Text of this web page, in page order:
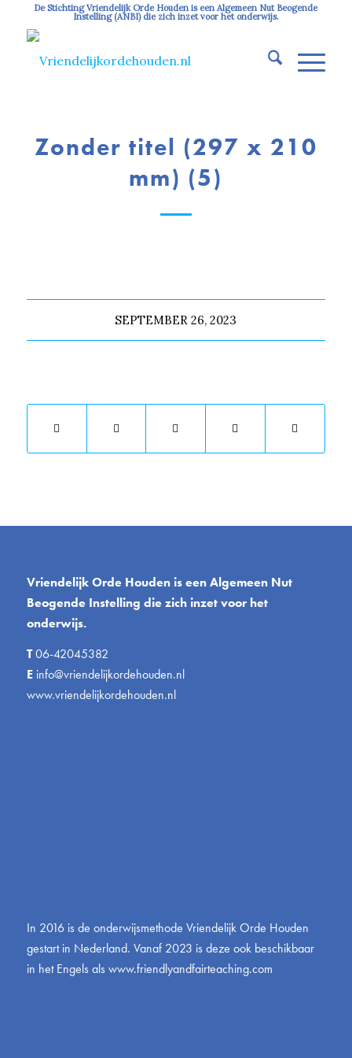
De Stichting Vriendelijk Orde Houden is een Algemeen Nut Beogende
Instelling (ANBI) die zich inzet voor het onderwijs.
Zonder titel (297 x 210
mm) (5)
SEPTEMBER 26, 2023
Vriendelijk Orde Houden is een Algemeen Nut
Beogende Instelling die zich inzet voor het
onderwijs.
T06-42045382
E info@vriendelijkordehouden.nl
www.vriendelijkordehouden.nl
In 2016 is de onderwijsmethode Vriendelijk Orde Houden
gestart in Nederland. Vanaf 2023 is deze ook beschikbaar
in het Engels als www.friendlyandfairteaching.com